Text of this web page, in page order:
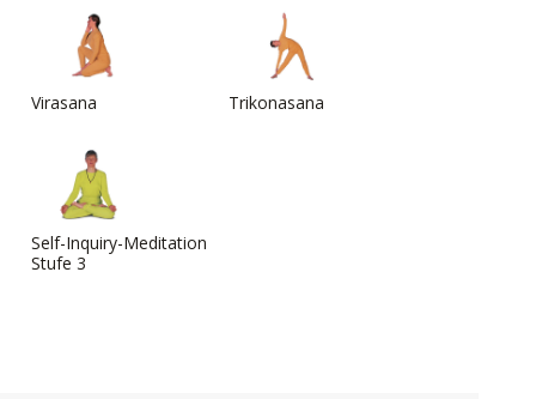
Virasana Trikonasana
Self-Inquiry-Meditation
Stufe 3